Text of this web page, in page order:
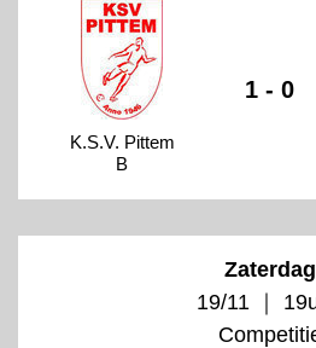
K.S.V. Pittem
B
1 - 0
Zaterdag
19/11 ｜